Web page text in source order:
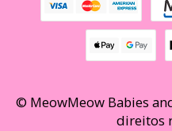
© MeowMeow Babies
direitos